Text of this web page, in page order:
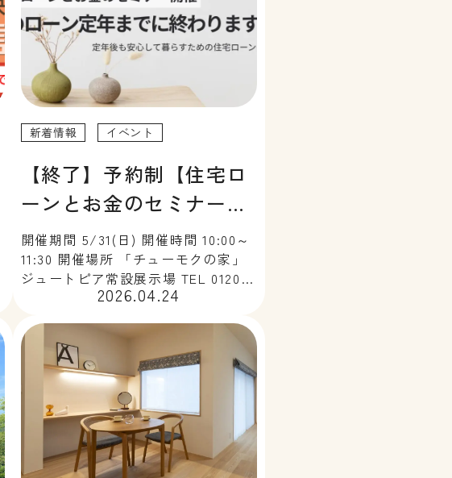
2026.04.24
新着情報 イベント
【終了】予約制【住宅ロ
ーンとお金のセミナー】
そのローン定年までに終
わ…
開催期間 5/31(日) 開催時間 10:00～
11:30 開催場所 「チューモクの家」
ジュートピア常設展示場 TEL 0120-
88-9791 家づくりをお考えの方、こ
40年ローンだと定年を超えてしまう
けど、この返済計画で大丈 […]